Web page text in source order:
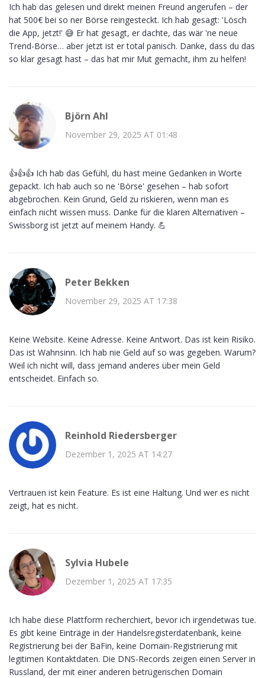
Ich hab das gelesen und direkt meinen Freund angerufen – der
hat 500€ bei so ner Börse reingesteckt. Ich hab gesagt: 'Lösch
die App, jetzt!' 😅 Er hat gesagt, er dachte, das wär 'ne neue
Trend-Börse… aber jetzt ist er total panisch. Danke, dass du das
so klar gesagt hast – das hat mir Mut gemacht, ihm zu helfen!
Björn Ahl
November 29, 2025 AT 01:48
👍👍👍 Ich hab das Gefühl, du hast meine Gedanken in Worte
gepackt. Ich hab auch so ne 'Börse' gesehen – hab sofort
abgebrochen. Kein Grund, Geld zu riskieren, wenn man es
einfach nicht wissen muss. Danke für die klaren Alternativen –
Swissborg ist jetzt auf meinem Handy. 💪
Peter Bekken
November 29, 2025 AT 17:38
Keine Website. Keine Adresse. Keine Antwort. Das ist kein Risiko.
Das ist Wahnsinn. Ich hab nie Geld auf so was gegeben. Warum?
Weil ich nicht will, dass jemand anderes über mein Geld
entscheidet. Einfach so.
Reinhold Riedersberger
Dezember 1, 2025 AT 14:27
Vertrauen ist kein Feature. Es ist eine Haltung. Und wer es nicht
zeigt, hat es nicht.
Sylvia Hubele
Dezember 1, 2025 AT 17:35
Ich habe diese Plattform recherchiert, bevor ich irgendetwas tue.
Es gibt keine Einträge in der Handelsregisterdatenbank, keine
Registrierung bei der BaFin, keine Domain-Registrierung mit
legitimen Kontaktdaten. Die DNS-Records zeigen einen Server in
Russland, der mit einer anderen betrügerischen Domain